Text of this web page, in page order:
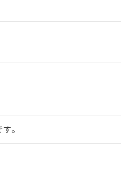
。